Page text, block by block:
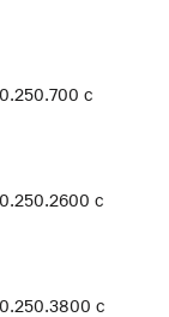
с
с
с